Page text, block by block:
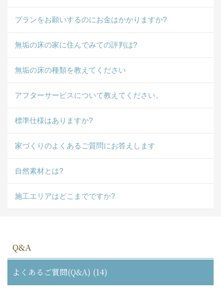
プランをお願いするのにお金はかかりますか?
無垢の床の家に住んでみての評判は?
無垢の床の種類を教えてください
アフターサービスについて教えてください。
標準仕様はありますか?
家づくりのよくあるご質問にお答えします
自然素材とは?
施工エリアはどこまでですか?
Q&A
よくあるご質問(Q&A) (14)